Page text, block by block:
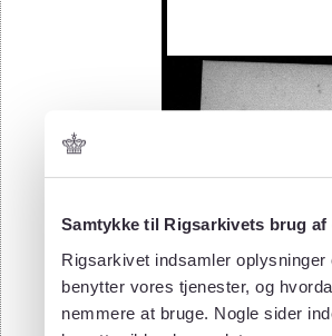
Samtykke til Rigsarkivets brug af
Rigsarkivet indsamler
benytter vores tjenester, og
nemmere at bruge. Nogle sider